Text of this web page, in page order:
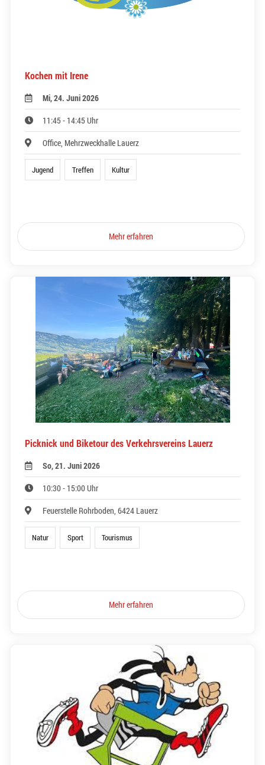
Kochen mit Irene
Mi, 24. Juni 2026
11:45 - 14:45 Uhr
Office, Mehrzweckhalle Lauerz
Jugend Treffen Kultur
Mehr erfahren
Picknick und Biketour des Verkehrsvereins Lauerz
So, 21. Juni 2026
10:30 - 15:00 Uhr
Feuerstelle Rohrboden, 6424 Lauerz
Natur Sport Tourismus
Mehr erfahren